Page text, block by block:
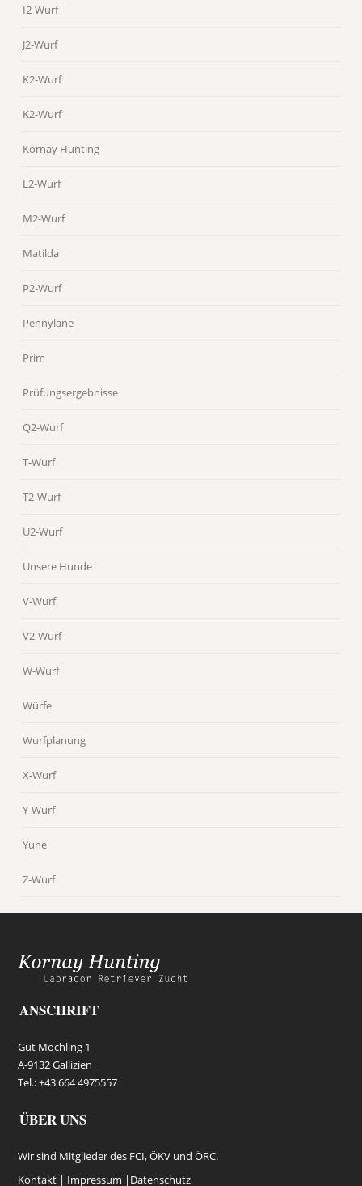
I2-Wurf
J2-Wurf
K2-Wurf
K2-Wurf
Kornay Hunting
L2-Wurf
M2-Wurf
Matilda
P2-Wurf
Pennylane
Prim
Prüfungsergebnisse
Q2-Wurf
T-Wurf
T2-Wurf
U2-Wurf
Unsere Hunde
V-Wurf
V2-Wurf
W-Wurf
Würfe
Wurfplanung
X-Wurf
Y-Wurf
Yune
Z-Wurf
ANSCHRIFT
Gut Möchling 1
A-9132 Gallizien
Tel.: +43 664 4975557
ÜBER UNS
Wir sind Mitglieder des FCI, ÖKV und ÖRC.
Kontakt | Impressum | Datenschutz